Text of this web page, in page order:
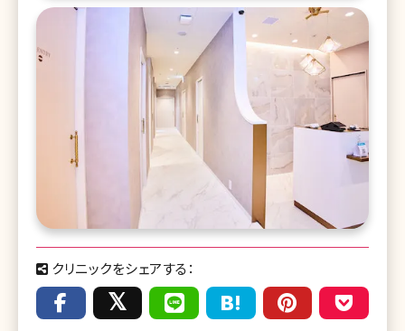
クリニックをシェアする：